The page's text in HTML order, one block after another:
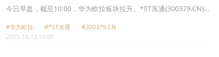
涨14.08%
今日早盘，截至10:00，华为欧拉板块拉升。*ST东通(300379.CN)涨
科技(300598.CN)涨10.71%报55.61元，中国软件(600536.CN)涨
10.00%报54.34元，润和软件(300339.CN)涨4.10%报60.46元，宝兰
#华为欧拉 #*ST东通
#300379.CN
2025-10-13 10:00